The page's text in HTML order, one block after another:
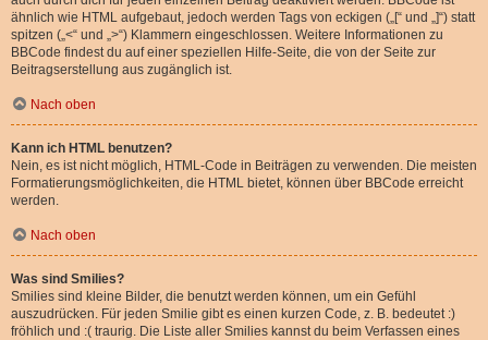
ähnlich wie HTML aufgebaut, jedoch werden Tags von eckigen („[“ und „]“) statt
spitzen („<“ und „>“) Klammern eingeschlossen. Weitere Informationen zu
BBCode findest du auf einer speziellen Hilfe-Seite, die von der Seite zur
Beitragserstellung aus zugänglich ist.
Nach oben
Kann ich HTML benutzen?
Nein, es ist nicht möglich, HTML-Code in Beiträgen zu verwenden. Die meisten
Formatierungsmöglichkeiten, die HTML bietet, können über BBCode erreicht
werden.
Nach oben
Was sind Smilies?
Smilies sind kleine Bilder, die benutzt werden können, um ein Gefühl
auszudrücken. Für jeden Smilie gibt es einen kurzen Code, z. B. bedeutet :)
fröhlich und :( traurig. Die Liste aller Smilies kannst du beim Verfassen eines